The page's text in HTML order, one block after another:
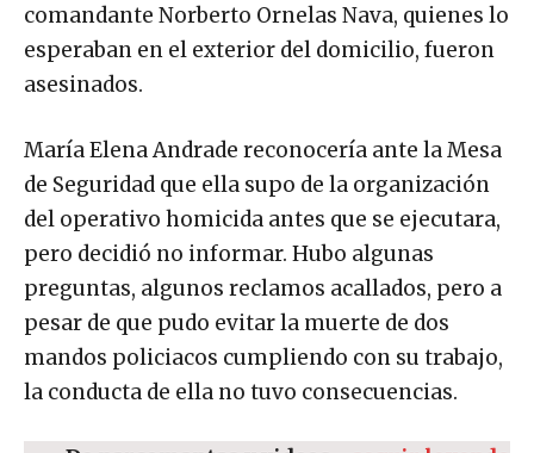
comandante Norberto Ornelas Nava, quienes lo
esperaban en el exterior del domicilio, fueron
asesinados.
María Elena Andrade reconocería ante la Mesa
de Seguridad que ella supo de la organización
del operativo homicida antes que se ejecutara,
pero decidió no informar. Hubo algunas
preguntas, algunos reclamos acallados, pero a
pesar de que pudo evitar la muerte de dos
mandos policiacos cumpliendo con su trabajo,
la conducta de ella no tuvo consecuencias.